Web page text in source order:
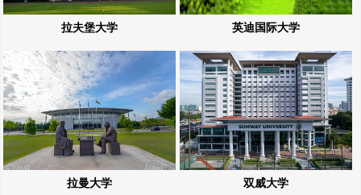
拉夫堡大学 英迪国际大学
拉曼大学 双威大学